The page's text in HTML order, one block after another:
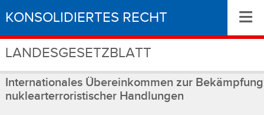
KONSOLIDIERTES RECHT
LANDESGESETZBLATT
≡
Internationales Übereinkommen zur Bekämpfung
nuklearterroristischer Handlungen